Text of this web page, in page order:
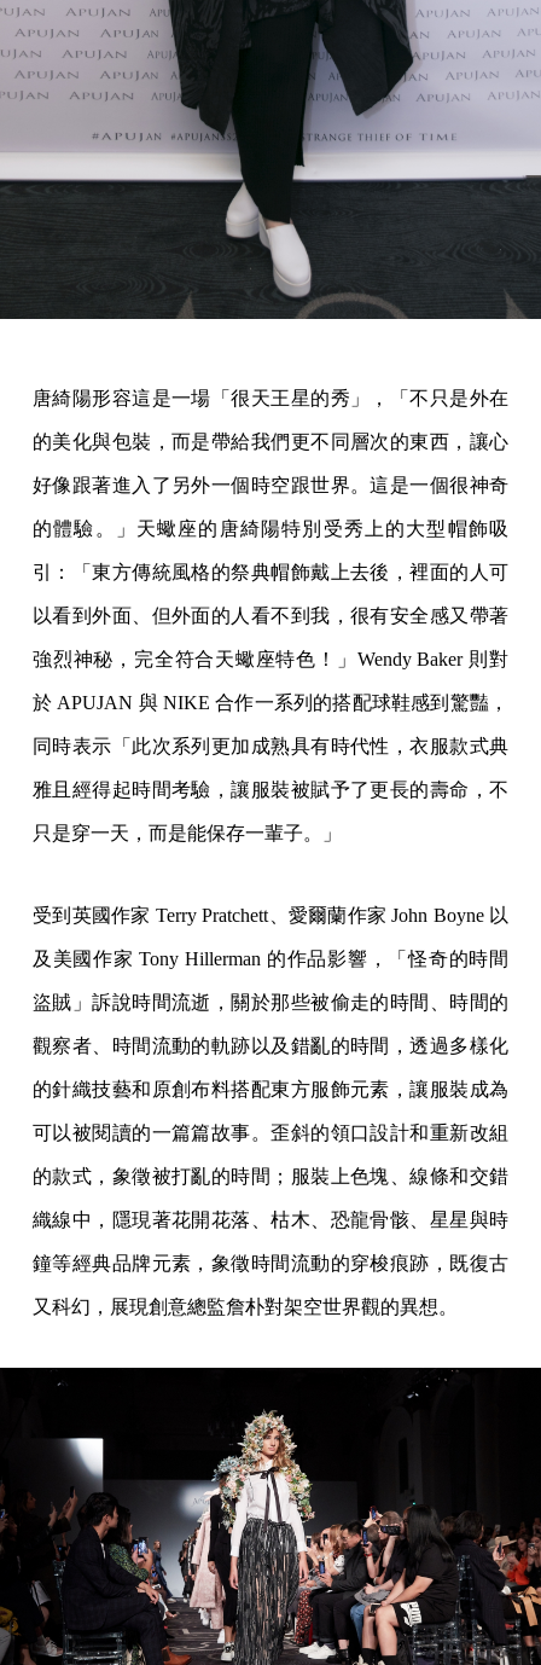
唐綺陽形容這是一場「很天王星的秀」，「不只是外在
的美化與包裝，而是帶給我們更不同層次的東⻄，讓心
好像跟著進入了另外一個時空跟世界。這是一個很神奇
的體驗。」天蠍座的唐綺陽特別受秀上的大型帽飾吸
引：「東方傳統風格的祭典帽飾戴上去後，裡面的人可
以看到外面、但外面的人看不到我，很有安全感又帶著
強烈神秘，完全符合天蠍座特色！」Wendy Baker 則對
於 APUJAN 與 NIKE 合作一系列的搭配球鞋感到驚豔，
同時表示「此次系列更加成熟具有時代性，衣服款式典
雅且經得起時間考驗，讓服裝被賦予了更長的壽命，不
只是穿一天，而是能保存一輩子。」
受到英國作家 Terry Pratchett、愛爾蘭作家 John Boyne 以
及美國作家 Tony Hillerman 的作品影響，「怪奇的時間
盜賊」訴說時間流逝，關於那些被偷走的時間、時間的
觀察者、時間流動的軌跡以及錯亂的時間，透過多樣化
的針織技藝和原創布料搭配東方服飾元素，讓服裝成為
可以被閱讀的一篇篇故事。歪斜的領口設計和重新改組
的款式，象徵被打亂的時間；服裝上色塊、線條和交錯
織線中，隱現著花開花落、枯木、恐龍骨骸、星星與時
鐘等經典品牌元素，象徵時間流動的穿梭痕跡，既復古
又科幻，展現創意總監詹朴對架空世界觀的異想。